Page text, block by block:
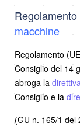
macchine
Regolamento
Consiglio del 14
abroga la
Consiglio e la
(GU n. 165/1 del